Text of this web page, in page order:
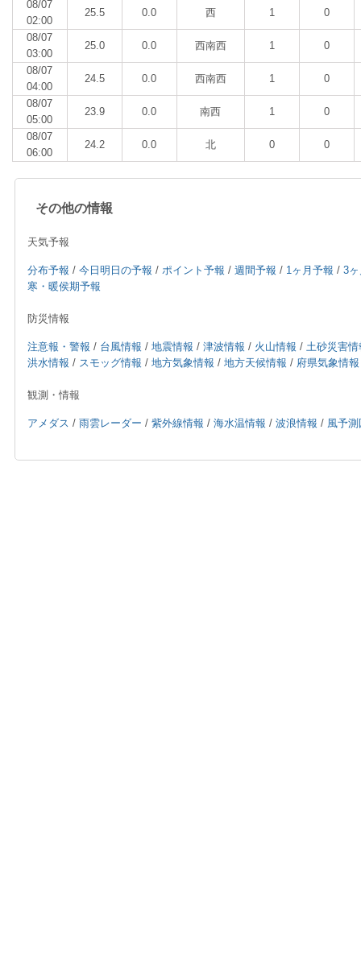
08/07
02:00
25.5 0.0 西 1 0
08/07
03:00
25.0 0.0 西南西 1 0
08/07
04:00
24.5 0.0 西南西 1 0
08/07
05:00
23.9 0.0 南西 1 0
08/07
06:00
24.2 0.0 北 0 0
その他の情報
天気予報
分布予報 / 今日明日の予報 / ポイント予報 / 週間予報 / 1ヶ月予報 / 3
寒・暖侯期予報
防災情報
注意報・警報 / 台風情報 / 地震情報 / 津波情報 / 火山情報 / 土砂災害情
洪水情報 / スモッグ情報 / 地方気象情報 / 地方天候情報 / 府県気象情報
観測・情報
アメダス / 雨雲レーダー / 紫外線情報 / 海水温情報 / 波浪情報 / 風予測